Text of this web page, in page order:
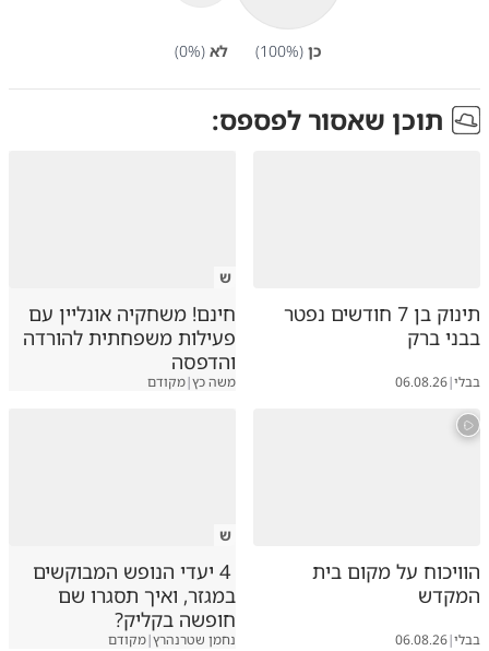
כן (
100%) לא (
0%)
תוכן שאסור לפספס:
תינוק בן 7 חודשים נפטר
בבני ברק
בבלי|
06.08.26
ש
חינם! משחקיה אונליין עם
פעילות משפחתית להורדה
והדפסה
משה כץ|מקודם
הוויכוח על מקום בית
המקדש
בבלי|
06.08.26
ש
4 יעדי הנופש המבוקשים
במגזר, ואיך תסגרו שם
חופשה בקליק?
נחמן שטרנהרץ|מקודם